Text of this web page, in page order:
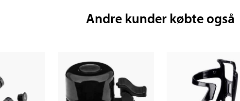
Andre kunder købte også